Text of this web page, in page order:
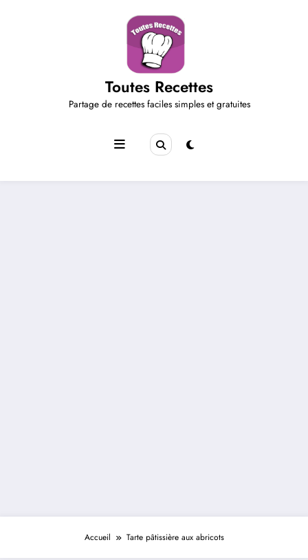
Toutes Recettes
Partage de recettes faciles simples et gratuites
Accueil Tarte pâtissière aux abricots